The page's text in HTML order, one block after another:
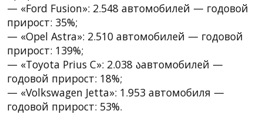
— «Ford Fusion»: 2.548 автомобилей — годовой
прирост: 35%;
— «Opel Astra»: 2.510 автомобилей — годовой
прирост: 139%;
— «Toyota Prius C»: 2.038 აавтомобилей —
годовой прирост: 18%;
— «Volkswagen Jetta»: 1.953 автомобиля —
годовой прирост: 53%.